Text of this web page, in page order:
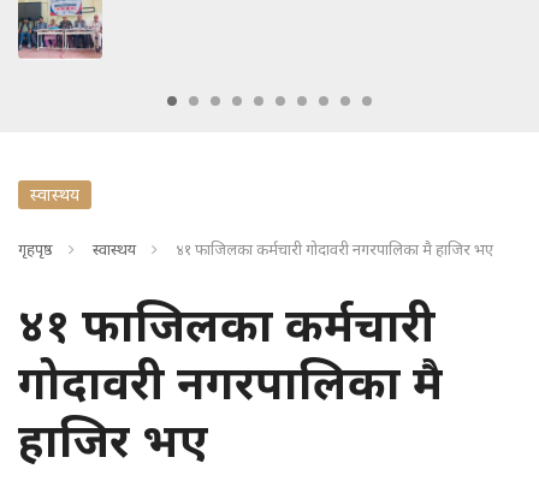
स्वास्थय
गृहपृष्ठ स्वास्थय ४१ फाजिलका कर्मचारी गोदावरी नगरपालिका मै हाजिर भए
४१ फाजिलका कर्मचारी
गोदावरी नगरपालिका मै
हाजिर भए